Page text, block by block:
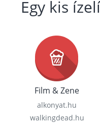
Egy kis
Film & Zene
alkonyat.hu
walkingdead.hu